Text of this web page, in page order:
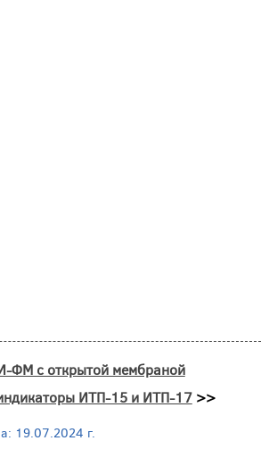
ФМ с открытой мембраной
ИТП-15 и ИТП-17>>
19.07.2024 г.